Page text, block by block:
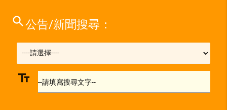
search公告/新聞搜尋：
text_fields --請填寫搜尋文字--